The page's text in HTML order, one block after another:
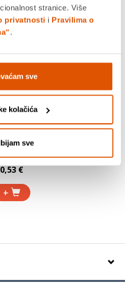
stranice. Više
privatnosti i Pravilima o
.
sve
kolačića
sve
ZANIMATI I OVO
MILAN, 4024
0,69 €
0,53 €
+